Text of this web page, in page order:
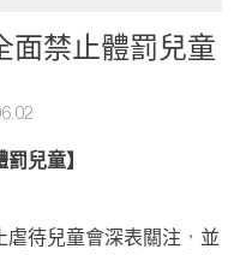
面禁止體罰兒童
兒童】
待兒童會深表關注，並